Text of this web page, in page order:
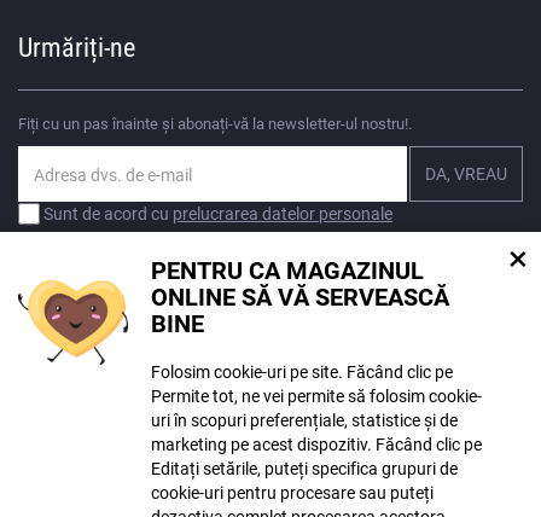
PENTRU CA MAGAZINUL
ONLINE SĂ VĂ SERVEASCĂ
BINE
Folosim cookie-uri pe site. Făcând clic pe
Permite tot, ne vei permite să folosim cookie-
uri în scopuri preferențiale, statistice și de
marketing pe acest dispozitiv. Făcând clic pe
Editați setările, puteți specifica grupuri de
cookie-uri pentru procesare sau puteți
×
Urmăriți-ne
Fiți cu un pas înainte și abonați-vă la newsletter-ul nostru!.
Sunt de acord cu prelucrarea datelor personale
Este posibil ca instrumentele de inteligență artificială să fi fost folosite în
crearea conținutului. Mai multeinformații aici.
© Copyright ECLIPSERA s.r.o.
Toate drepturile rezervate
Versiune maghiară